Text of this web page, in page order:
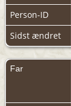
Person-ID
Sidst ændret
Far